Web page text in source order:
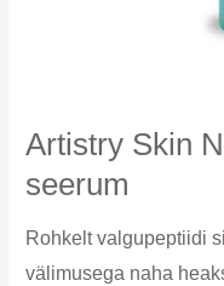
Artistry Skin
seerum
Rohkelt valgupeptiidi
välimusega naha